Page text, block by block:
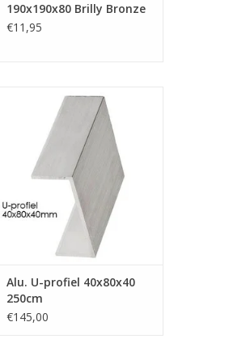
190x190x80 Brilly Bronze
€11,95
Dit Aluminium U-profiel met een
lengte van 250cm heeft flenzen
van 40mm hoog, de rug van het
profiel is 80mm aan de
buitenzijde. Deze lopen dus gelijk
aan de glazen bouwstenen bij het
metselen van de glasblokken.
TOEVOEGEN AAN WINKELWAGEN
Alu. U-profiel 40x80x40
250cm
€145,00